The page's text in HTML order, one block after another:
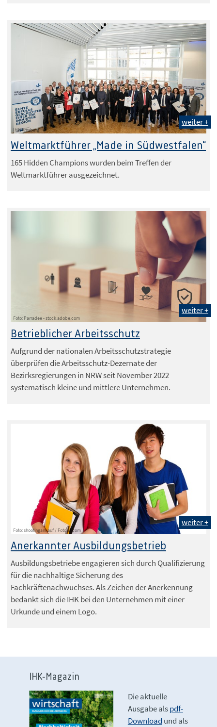
IHK Arnsberg
weiter +
Weltmarktführer „Made in Südwestfalen“
165 Hidden Champions wurden beim Treffen der
Weltmarktführer ausgezeichnet.
Foto: Parradee - stock.adobe.com
weiter +
Betrieblicher Arbeitsschutz
Aufgrund der nationalen Arbeitsschutzstrategie
überprüfen die Arbeitsschutz-Dezernate der
Bezirksregierungen in NRW seit November 2022
systematisch kleine und mittlere Unternehmen.
Foto: shootingankauf / Fotolia.com
weiter +
Anerkannter Ausbildungsbetrieb
Ausbildungsbetriebe engagieren sich durch Qualifizierung
für die nachhaltige Sicherung des
Fachkräftenachwuchses. Als Zeichen der Anerkennung
bedankt sich die IHK bei den Unternehmen mit einer
Urkunde und einem Logo.
IHK-Magazin
Die aktuelle
Ausgabe alspdf-
Download und als